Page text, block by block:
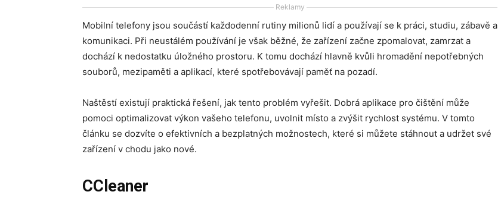
Reklamy
Mobilní telefony jsou součástí každodenní rutiny milionů lidí a používají se k práci, studiu, zábavě a
komunikaci. Při neustálém používání je však běžné, že zařízení začne zpomalovat, zamrzat a
dochází k nedostatku úložného prostoru. K tomu dochází hlavně kvůli hromadění nepotřebných
souborů, mezipaměti a aplikací, které spotřebovávají paměť na pozadí.
Naštěstí existují praktická řešení, jak tento problém vyřešit. Dobrá aplikace pro čištění může
pomoci optimalizovat výkon vašeho telefonu, uvolnit místo a zvýšit rychlost systému. V tomto
článku se dozvíte o efektivních a bezplatných možnostech, které si můžete stáhnout a udržet své
zařízení v chodu jako nové.
CCleaner